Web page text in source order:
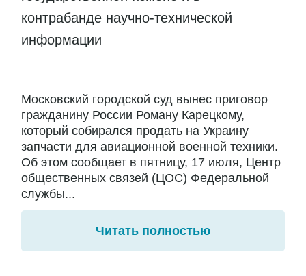
контрабанде научно-технической
информации
Московский городской суд вынес приговор
гражданину России Роману Карецкому,
который собирался продать на Украину
запчасти для авиационной военной техники.
Об этом сообщает в пятницу, 17 июля, Центр
общественных связей (ЦОС) Федеральной
службы...
Читать полностью